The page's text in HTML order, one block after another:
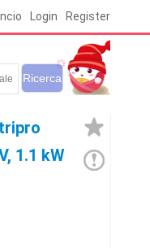
Login Register
1.1 kW